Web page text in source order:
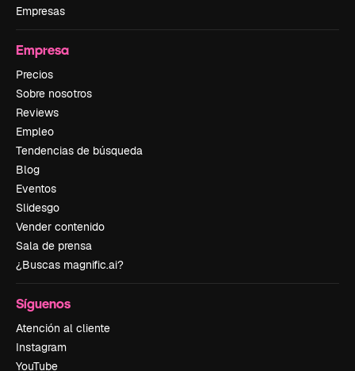
Empresas
Empresa
Precios
Sobre nosotros
Reviews
Empleo
Tendencias de búsqueda
Blog
Eventos
Slidesgo
Vender contenido
Sala de prensa
¿Buscas magnific.ai?
Síguenos
Atención al cliente
Instagram
YouTube